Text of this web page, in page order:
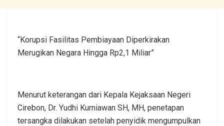
“Korupsi Fasilitas Pembiayaan Diperkirakan
Merugikan Negara Hingga Rp2,1 Miliar”
Menurut keterangan dari Kepala Kejaksaan Negeri
Cirebon, Dr. Yudhi Kurniawan SH, MH, penetapan
tersangka dilakukan setelah penyidik mengumpulkan